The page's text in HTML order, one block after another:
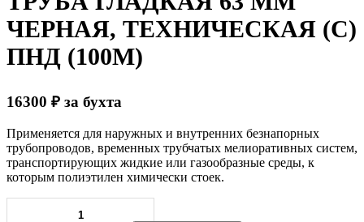
ЧЕРНАЯ, ТЕХНИЧЕСКАЯ (С)
ПНД (100М)
16300 ₽ за бухта
Применяется для наружных и внутренних безнапорных
трубопроводов, временных трубчатых мелиоративных систем,
транспортирующих жидкие или газообразные среды, к
которым полиэтилен химически стоек.